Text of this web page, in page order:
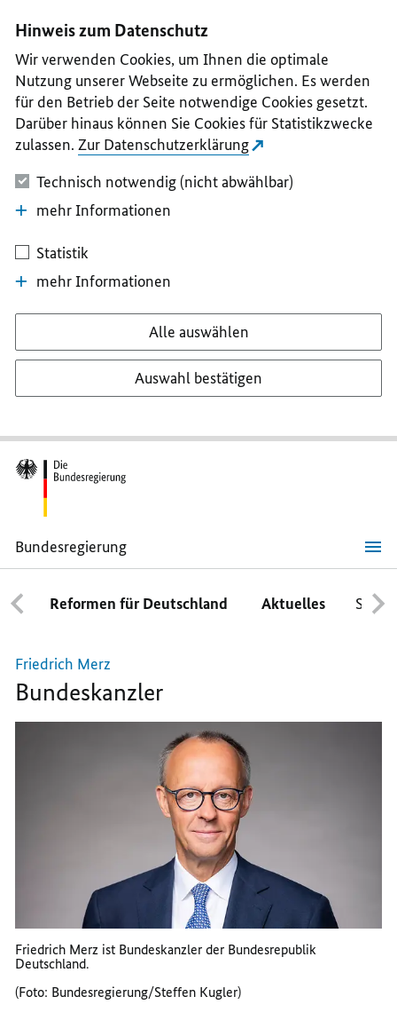
II
III
IV
V
Hinweis zum Datenschutz
Wir verwenden Cookies, um Ihnen die optimale
Nutzung unserer Webseite zu ermöglichen. Es werden
für den Betrieb der Seite notwendige Cookies gesetzt.
Darüber hinaus können Sie Cookies für Statistikzwecke
zulassen. Zur Datenschutzerklärung
Technisch notwendig (nicht abwählbar)
mehr Informationen
Statistik
mehr Informationen
Alle auswählen
Auswahl bestätigen
Bundesregierung
Friedrich
Merz Reformen für Deutschland Aktuelles
Friedrich Merz
Bundeskanzler
Friedrich Merz ist Bundeskanzler der Bundesrepublik
Deutschland.
(Foto: Bundesregierung/Steffen Kugler)